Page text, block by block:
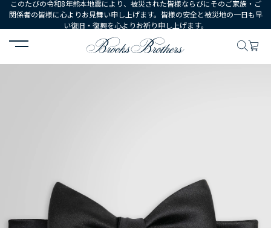
このたびの令和8年熊本地震により、被災された皆様ならびにそのご家族・ご
関係者の皆様に心よりお見舞い申し上げます。皆様の安全と被災地の一日も早
い復旧・復興を心よりお祈り申し上げます。
HOME ウェア フォーマルウェア シルクサテン フォーマ